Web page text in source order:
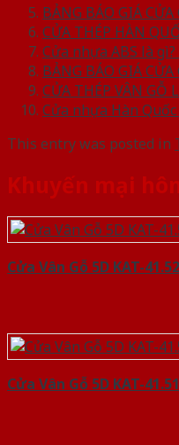
BẢNG BÁO GIÁ
CỬA THÉP HÀN
Cửa nhựa ABS là
BẢNG BÁO GIÁ
CỬA THÉP VÂN GỖ
Cửa nhựa Hàn
This entry was posted in
Khuyến mại
Cửa Vân Gỗ 5D KAT-
Cửa Vân Gỗ 5D KAT-